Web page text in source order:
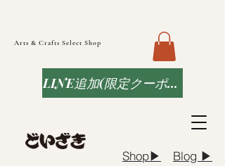
Arts & Crafts Select Shop
Blog ▶︎
Shop▶︎
LINE追加(限定クーポンなど)